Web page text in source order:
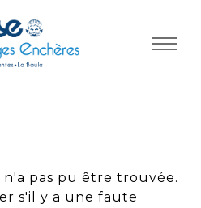
n'a pas pu être trouvée.
s'il y a une faute